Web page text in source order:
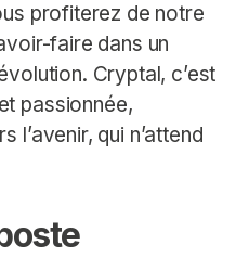
profiterez de notre
faire dans un
Cryptal, c’est
passionnée,
l’avenir, qui n’attend